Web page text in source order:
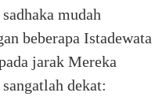
mudah
beberapa Istadewata
jarak Mereka
dekat: